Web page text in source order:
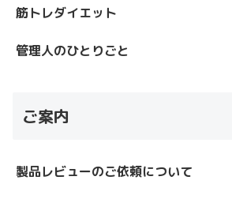
筋トレダイエット
管理人のひとりごと
ご案内
製品レビューのご依頼について